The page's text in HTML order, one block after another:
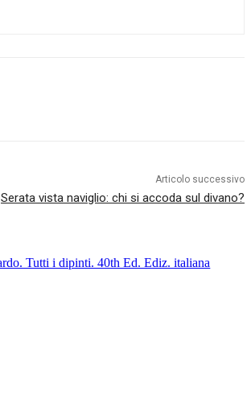
Articolo successivo
Serata vista naviglio: chi si accoda sul divano?